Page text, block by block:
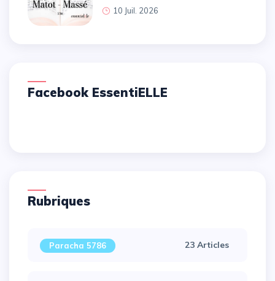
10 Juil. 2026
Facebook EssentiELLE
Rubriques
Paracha 5786 23 Articles